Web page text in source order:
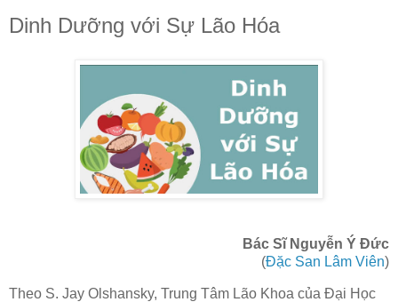
Dinh Dưỡng với Sự Lão Hóa
Bác Sĩ Nguyễn Ý Đức
(Đặc San Lâm Viên)
Theo S. Jay Olshansky, Trung Tâm Lão Khoa của Đại Học